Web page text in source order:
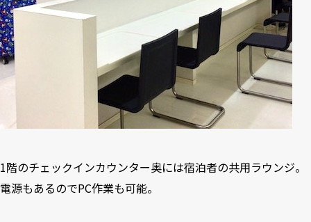
1階のチェックインカウンター奥には宿泊者の共用ラウンジ。
電源もあるのでPC作業も可能。